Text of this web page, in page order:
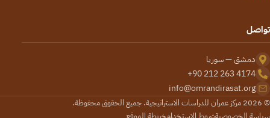
تواصل
دمشق — سوريا
+90 212 263 4174
info@omrandirasat.org
© 2026 مركز عمران للدراسات الاستراتيجية. جميع الحقوق محفوظة.
سياسة الخصوصيةشروط الاستخدامخريطة الموقع